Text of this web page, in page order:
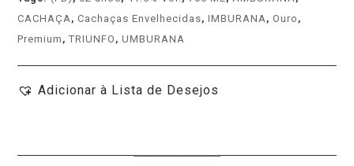
CACHAÇA ,Cachaças Envelhecidas,IMBURANA ,Ouro ,
Premium ,TRIUNFO ,UMBURANA
Adicionar à Lista de Desejos